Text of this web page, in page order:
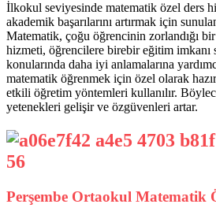
İlkokul seviyesinde matematik özel ders
akademik başarılarını artırmak için
Matematik, çoğu öğrencinin zorlandığı
hizmeti, öğrencilere birebir eğitim imkanı
konularında daha iyi anlamalarına
matematik öğrenmek için özel olarak
etkili öğretim yöntemleri kullanılır.
yetenekleri gelişir ve özgüvenleri artar.
Perşembe Ortaokul Matematik